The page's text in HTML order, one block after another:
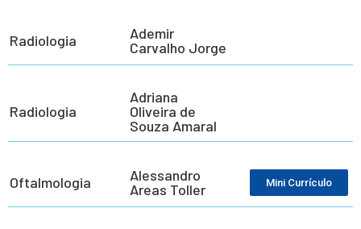
Radiologia
Ademir
Carvalho Jorge
Radiologia
Adriana
Oliveira de
Souza Amaral
Oftalmologia
Alessandro
Areas Toller
Mini Currículo